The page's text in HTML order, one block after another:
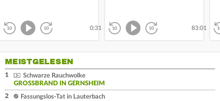
0:31 83:01
zurück zurückAbspielen
MEISTGELESEN
1
Schwarze Rauchwolke
GROSSBRAND IN GERNSHEIM
2
Fassungslos-Tat in Lauterbach